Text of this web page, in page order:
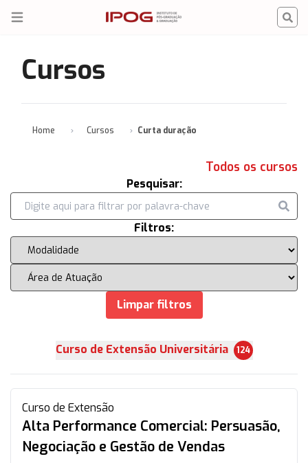
Open menu IPOG
Cursos
Home Cursos Curta duração
Todos os cursos
Pesquisar:
Filtros:
Limpar filtros
Curso de Extensão Universitária 124
Curso de Extensão
Alta Performance Comercial: Persuasão,
Negociação e Gestão de Vendas